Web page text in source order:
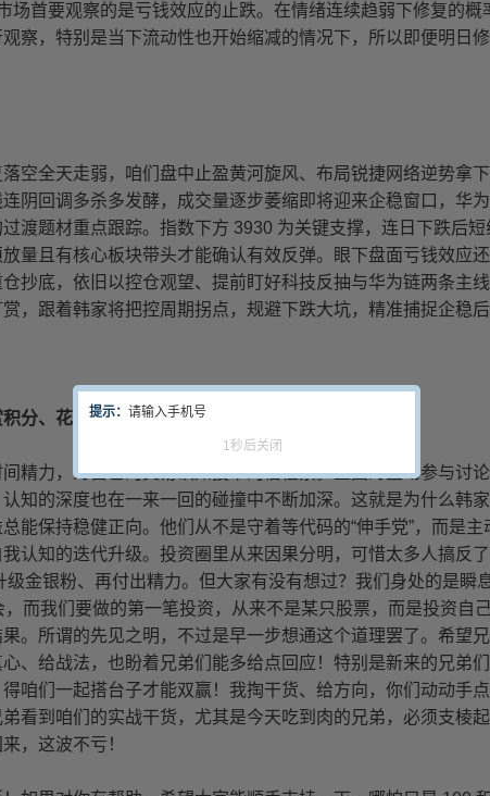
场首要观察的是亏钱效应的止跌。在情绪连续趋弱下修复的概
察，特别是当下流动性也开始缩减的情况下，所以即便明日
空全天走弱，咱们盘中止盈黄河旋风、布局锐捷网络逆势拿
阴回调多杀多发酵，成交量逐步萎缩即将迎来企稳窗口，华
渡题材重点跟踪。指数下方 3930 为关键支撑，连日下跌后短
量且有核心板块带头才能确认有效反弹。眼下盘面亏钱效应
抄底，依旧以控仓观望、提前盯好科技反抽与华为链两条主
，跟着韩家将把控周期拐点，规避下跌大坑，精准捕捉企稳
分、花费的精力，往往和账户收益成正比。
精力，为自己的交易认知投下的信任票。正因为主动参与讨论
知的深度也在一来一回的碰撞中不断加深。这就是为什么韩
能保持稳健正向。他们从不是守着等代码的“伸手党”，而是主
认知的迭代升级。投资圈里从来因果分明，可惜太多人搞反
金银粉、再付出精力。但大家有没有想过？我们身处的是瞬
而我们要做的第一笔投资，从来不是某只股票，而是投资自己
。所谓的先见之明，不过是早一步想通这个道理罢了。希望
、给战法，也盼着兄弟们能多给点回应！特别是新来的兄弟们
咱们一起搭台子才能双赢！我掏干货、给方向，你们动动手
看到咱们的实战干货，尤其是今天吃到肉的兄弟，必须支棱
，这波不亏！